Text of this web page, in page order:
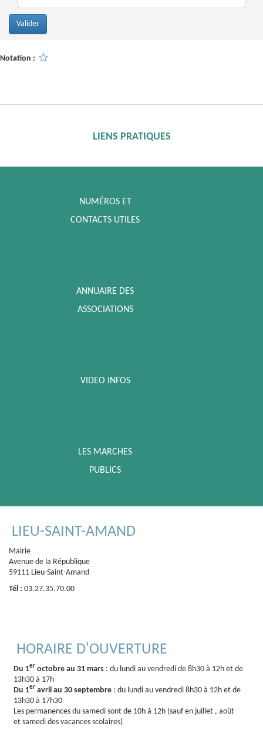
Notation :
LIENS PRATIQUES
NUMÉROS ET
CONTACTS UTILES
ANNUAIRE DES
ASSOCIATIONS
VIDEO INFOS
LES MARCHES
PUBLICS
LIEU-SAINT-AMAND
Mairie
Avenue de la République
59111 Lieu-Saint-Amand
Tél : 03.27.35.70.00
HORAIRE D'OUVERTURE
Du 1er octobre au 31 mars : du lundi au vendredi de 8h30 à 12h et de
13h30 à 17h
Du 1er avril au 30 septembre : du lundi au vendredi 8h30 à 12h et de
13h30 à 17h30
Les permanences du samedi sont de 10h à 12h (sauf en juillet , août
et samedi des vacances scolaires)